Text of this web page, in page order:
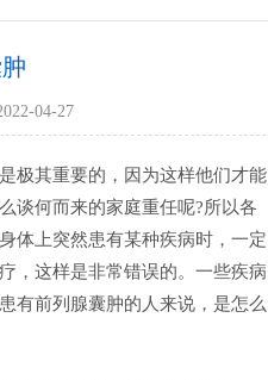
04-27
极其重要的，因为这样他们才能
谈何而来的家庭重任呢?所以各
体上突然患有某种疾病时，一定
，这样是非常错误的。一些疾病
有前列腺囊肿的人来说，是怎么